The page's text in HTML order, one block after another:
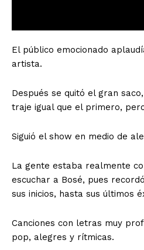
El público emocionado
artista.
Después se quitó el gran
traje igual que el primero,
Siguió el show en medio de
La gente estaba realmente
escuchar a Bosé, pues
sus inicios, hasta sus últimos
Canciones con letras muy
pop, alegres y rítmicas.